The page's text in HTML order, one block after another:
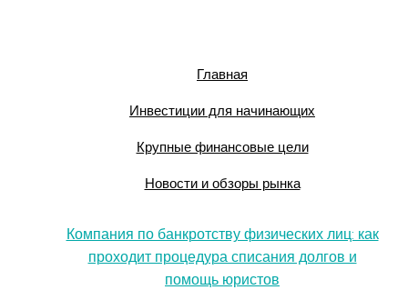
Главная
Инвестиции для начинающих
Крупные финансовые цели
Новости и обзоры рынка
Компания по банкротству физических лиц: как
проходит процедура списания долгов и
помощь юристов